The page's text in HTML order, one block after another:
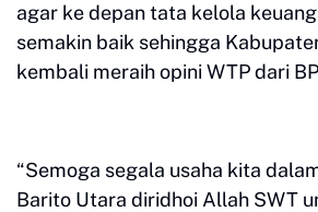
agar ke depan tata kelola
semakin baik sehingga
kembali meraih opini WTP dari
“Semoga segala usaha kita
Barito Utara diridhoi Allah SWT